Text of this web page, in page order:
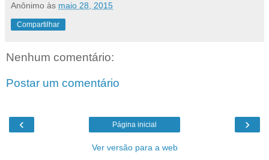
Anônimo às maio 28, 2015
Compartilhar
Nenhum comentário:
Postar um comentário
‹ ›
Página inicial
Ver versão para a web